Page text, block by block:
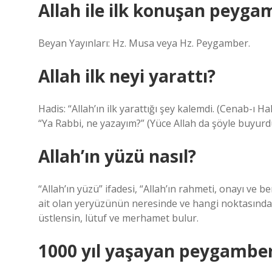
Allah ile ilk konuşan
Beyan Yayınları: Hz. Musa veya Hz. Peygamber.
Allah ilk neyi yarattı?
Hadis: “Allah’ın ilk yarattığı şey kalemdi. (Cenab-ı
“Ya Rabbi, ne yazayım?” (Yüce Allah da şöyle
Allah’ın yüzü nasıl?
“Allah’ın yüzü” ifadesi, “Allah’ın rahmeti, onayı
ait olan yeryüzünün neresinde ve hangi
üstlensin, lütuf ve merhamet bulur.
1000 yıl yaşayan